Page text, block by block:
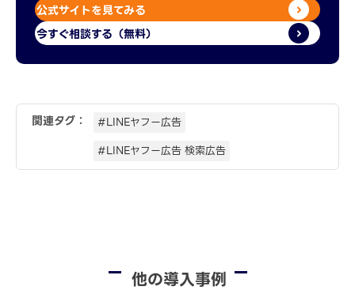
公式サイトを見てみる
今すぐ相談する（無料）
関連タグ：
#LINEヤフー広告
#LINEヤフー広告 検索広告
他の導入事例